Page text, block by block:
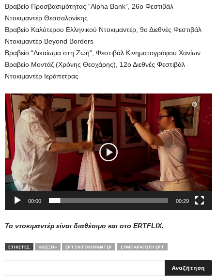
Βραβείο Προσβασιμότητας “Alpha Bank”, 26ο Φεστιβάλ
Ντοκιμαντέρ Θεσσαλονίκης
Βραβείο Καλύτερου Ελληνικού Ντοκιμαντέρ, 9ο Διεθνές Φεστιβάλ
Ντοκιμαντέρ Beyond Borders
Βραβείο “Δικαίωμα στη Ζωή”, Φεστιβάλ Κινηματογράφου Χανίων
Βραβείο Μοντάζ (Χρόνης Θεοχάρης), 12ο Διεθνές Φεστιβάλ
Ντοκιμαντέρ Ιεράπετρας
Πρόγραμμα
Αναπαραγωγής
Βίντεο
00:00 00:29
Το ντοκιμαντέρ είναι διαθέσιμο και στο ERTFLIX.
ΕΤΙΚΕΤΕΣ «ΛΏΞΗ» ΕΡΤ3 ΝΤΟΚΙΜΑΝΤΕΡ ΣΥΜΠΑΡΑΓΩΓΉ ΕΡΤ